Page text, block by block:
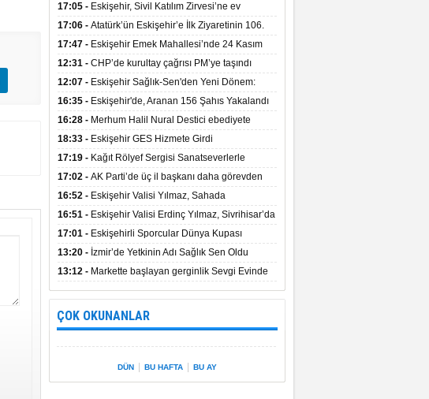
17:05 - Eskişehir, Sivil Katılım Zirvesi’ne ev
sahipliği yaptı.
17:06 - Atatürk’ün Eskişehir’e İlk Ziyaretinin 106.
Yılı Törenle Kutlandı
17:47 - Eskişehir Emek Mahallesi’nde 24 Kasım
İlkokulu törenle hizmete girdi
12:31 - CHP’de kurultay çağrısı PM’ye taşındı
12:07 - Eskişehir Sağlık-Sen'den Yeni Dönem:
Mazbata Teslim Alındı
16:35 - Eskişehir'de, Aranan 156 Şahıs Yakalandı
16:28 - Merhum Halil Nural Destici ebediyete
uğurlandı
18:33 - Eskişehir GES Hizmete Girdi
17:19 - Kağıt Rölyef Sergisi Sanatseverlerle
Buluştu
17:02 - AK Parti’de üç il başkanı daha görevden
alındı
16:52 - Eskişehir Valisi Yılmaz, Sahada
İncelemelerde Bulundu
16:51 - Eskişehir Valisi Erdinç Yılmaz, Sivrihisar’da
17:01 - Eskişehirli Sporcular Dünya Kupası
Başarılarını Vali Yılmaz’la Paylaştı
13:20 - İzmir’de Yetkinin Adı Sağlık Sen Oldu
13:12 - Markette başlayan gerginlik Sevgi Evinde
yara sardı.
ÇOK OKUNANLAR
DÜN BU HAFTA BU AY